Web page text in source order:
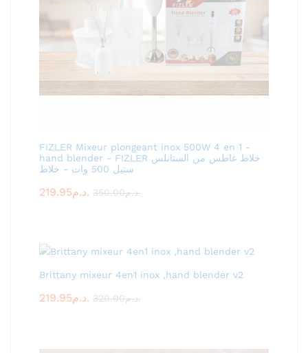
FIZLER Mixeur plongeant inox 500W 4 en 1 -
hand blender - FIZLER خلاط غاطس من الستانلس
ستيل 500 وات - خلاط
219.95 د.م. 350.00 د.م.
Brittany mixeur 4en1 inox ,hand blender v2
219.95 د.م. 320.00 د.م.